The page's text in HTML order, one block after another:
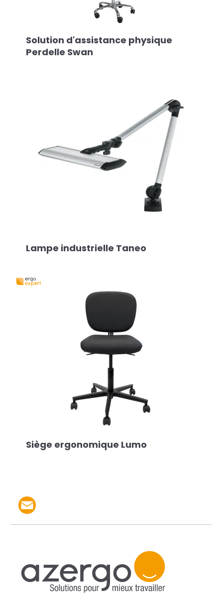
Solution d'assistance physique
Perdelle Swan
Lampe industrielle Taneo
Siège ergonomique Lumo
Partager le produit par